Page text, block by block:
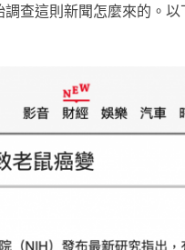
查這則新聞怎麼來的。以